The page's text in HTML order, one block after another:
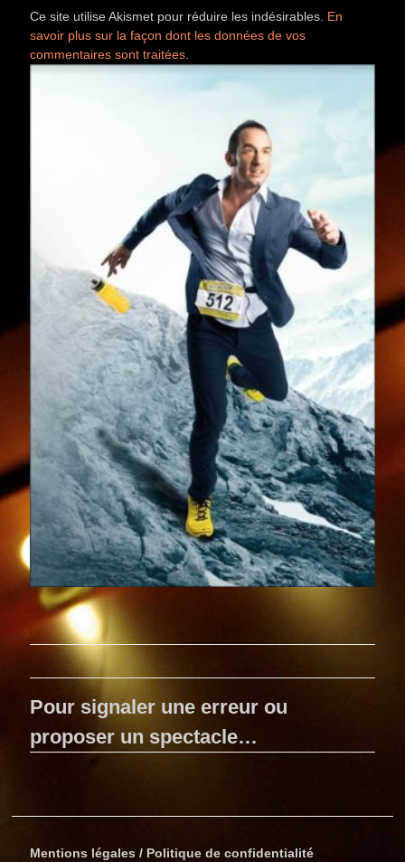
Ce site utilise Akismet pour réduire les indésirables. En
savoir plus sur la façon dont les données de vos
commentaires sont traitées
Pour signaler une erreur ou
proposer un spectacle…
Mentions légales / Politique de confidentialité